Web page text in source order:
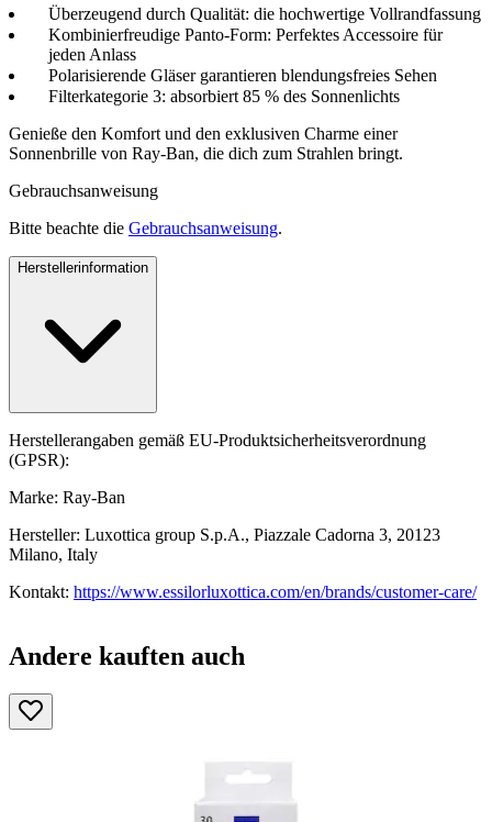
Überzeugend durch Qualität: die hochwertige Vollrandfassung
Kombinierfreudige Panto-Form: Perfektes Accessoire für
jeden Anlass
Polarisierende Gläser garantieren blendungsfreies Sehen
Filterkategorie 3: absorbiert 85 % des Sonnenlichts
Genieße den Komfort und den exklusiven Charme einer
Sonnenbrille von Ray-Ban, die dich zum Strahlen bringt.
Gebrauchsanweisung
Bitte beachte die Gebrauchsanweisung.
Herstellerinformation
Herstellerangaben gemäß EU-Produktsicherheitsverordnung
(GPSR):
Marke: Ray-Ban
Hersteller: Luxottica group S.p.A., Piazzale Cadorna 3, 20123
Milano, Italy
Kontakt: https://www.essilorluxottica.com/en/brands/customer-care/
Andere kauften auch